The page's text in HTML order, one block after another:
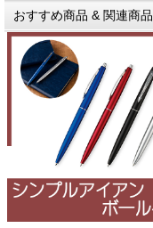
おすすめ商品 & 関連商品